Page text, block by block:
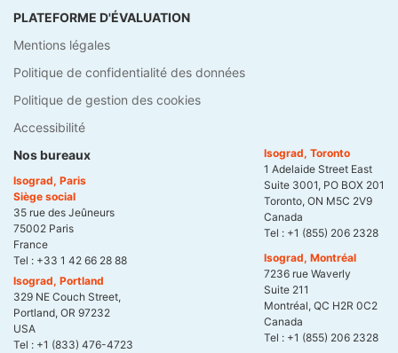
PLATEFORME D'ÉVALUATION
Mentions légales
Politique de confidentialité des données
Politique de gestion des cookies
Accessibilité
Nos bureaux
Isograd, Paris
Siège social
35 rue des Jeûneurs
75002 Paris
France
Tel : +33 1 42 66 28 88
Isograd, Portland
329 NE Couch Street,
Portland, OR 97232
USA
Tel : +1 (833) 476-4723
Isograd, Toronto
1 Adelaide Street East
Suite 3001, PO BOX 201
Toronto, ON M5C 2V9
Canada
Tel : +1 (855) 206 2328
Isograd, Montréal
7236 rue Waverly
Suite 211
Montréal, QC H2R 0C2
Canada
Tel : +1 (855) 206 2328